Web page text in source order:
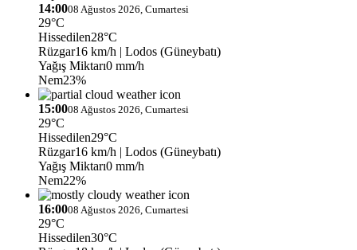
14:0008 Ağustos 2026, Cumartesi
29°C
Hissedilen28°C
Rüzgar16 km/h | Lodos (Güneybatı)
Yağış Miktarı0 mm/h
Nem23%
15:0008 Ağustos 2026, Cumartesi
29°C
Hissedilen29°C
Rüzgar16 km/h | Lodos (Güneybatı)
Yağış Miktarı0 mm/h
Nem22%
16:0008 Ağustos 2026, Cumartesi
29°C
Hissedilen30°C